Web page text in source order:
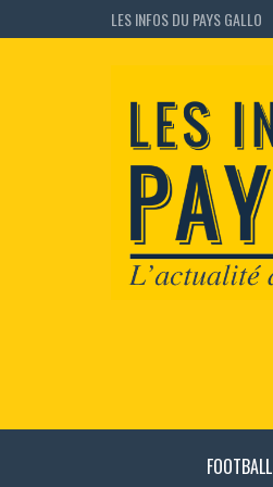
LES INFOS DU PAYS GALLO
FOOTBALL